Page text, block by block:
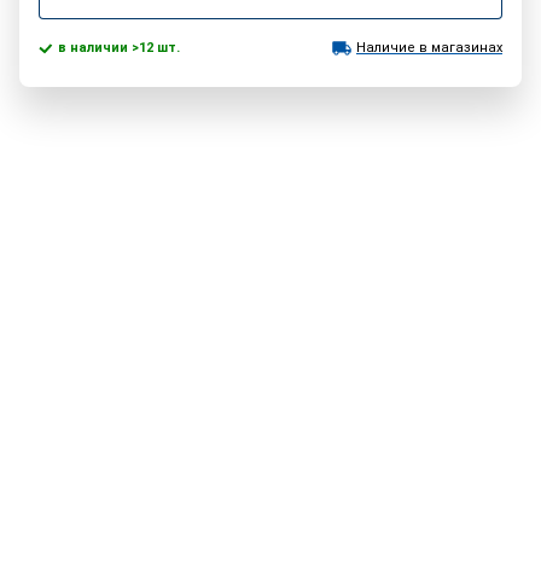
в наличии >12 шт. Наличие в магазинах